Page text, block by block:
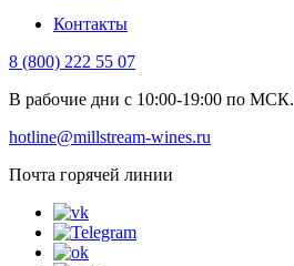
Контакты
8 (800) 222 55 07
В рабочие дни с 10:00-19:00 по МСК.
hotline@millstream-wines.ru
Почта горячей линии